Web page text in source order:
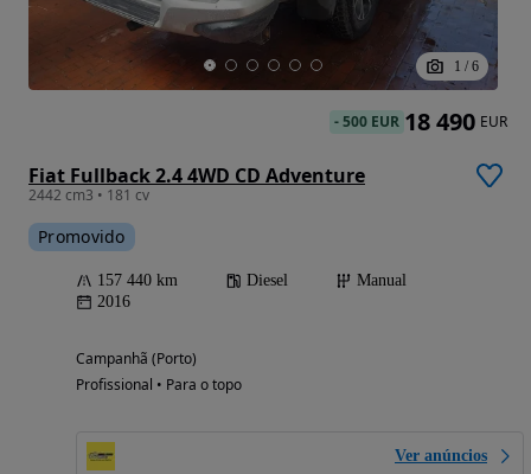
1 / 6
Fiat Fullback 2.4 4WD CD Adventure
2442 cm3 • 181 cv
Promovido
157 440 km Diesel
Manual
2016
Campanhã (Porto)
Profissional • Para o topo
Ver anúncios
-500 EUR 18 490 EUR